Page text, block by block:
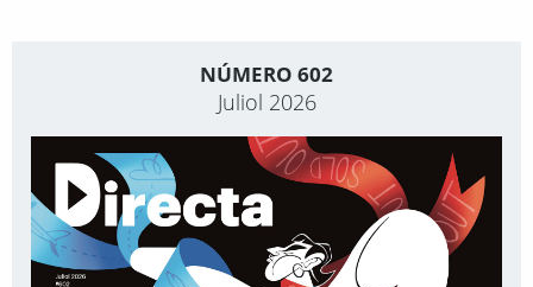
NÚMERO 602
Juliol 2026